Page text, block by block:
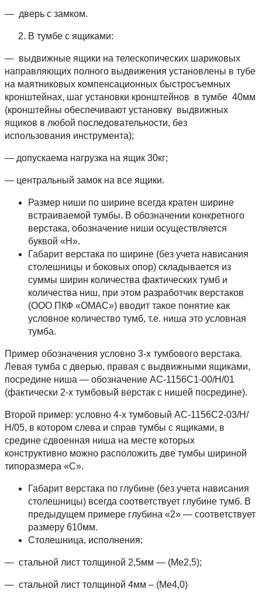
— дверь с замком.
В тумбе с ящиками:
— выдвижные ящики на телескопических шариковых
направляющих полного выдвижения установлены в тубе
на маятниковых компенсационных быстросъемных
кронштейнах, шаг установки кронштейнов в тумбе 40мм
(кронштейны обеспечивают установку выдвижных
ящиков в любой последовательности, без
использования инструмента);
— допускаема нагрузка на ящик 30кг;
— центральный замок на все ящики.
Размер ниши по ширине всегда кратен ширине
встраиваемой тумбы. В обозначении конкретного
верстака, обозначение ниши осуществляется
буквой «Н».
Габарит верстака по ширине (без учета нависания
столешницы и боковых опор) складывается из
суммы ширин количества фактических тумб и
количества ниш, при этом разработчик верстаков
(ООО ПКФ «ОМАС») вводит такое понятие как
условное количество тумб, т.е. ниша это условная
тумба.
Пример обозначения условно 3-х тумбового верстака.
Левая тумба с дверью, правая с выдвижными ящиками,
посредине ниша — обозначение АС-1156С1-00/Н/01
(фактически 2-х тумбовый верстак с нишей посредине).
Второй пример: условно 4-х тумбовый АС-1156С2-03/Н/
Н/05, в котором слева и справ тумбы с ящиками, в
средине сдвоенная ниша на месте которых
конструктивно можно расположить две тумбы шириной
типоразмера «С».
Габарит верстака по глубине (без учета нависания
столешницы) всегда соответствует глубине тумб. В
предыдущем примере глубина «2» — соответствует
размеру 610мм.
Столешница, исполнения:
— стальной лист толщиной 2,5мм — (Ме2,5);
— стальной лист толщиной 4мм – (Ме4,0)